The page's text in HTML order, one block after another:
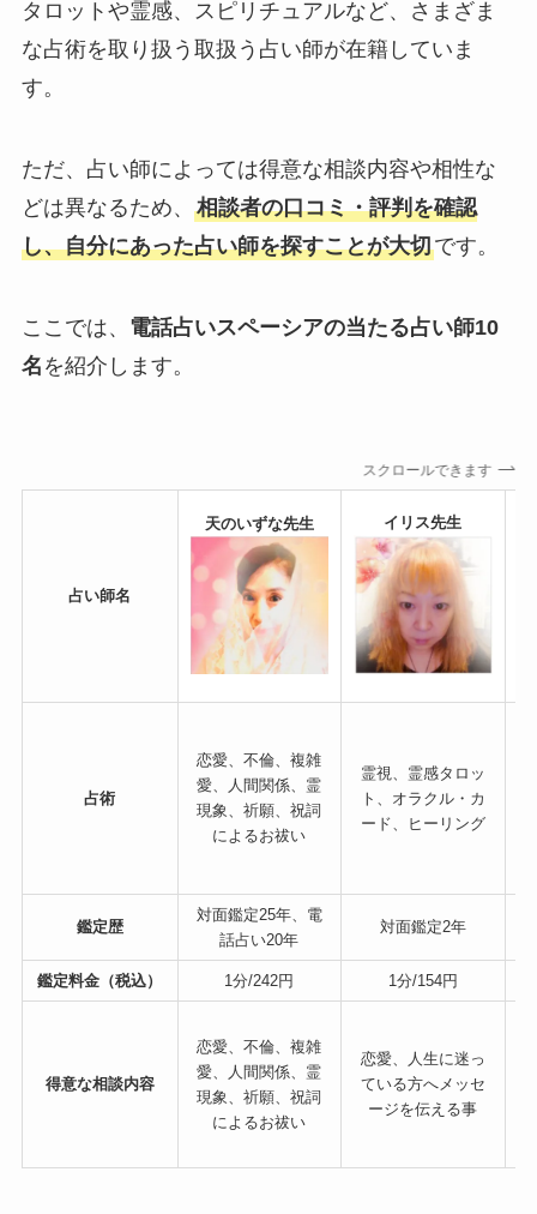
タロットや霊感、スピリチュアルなど、さまざま
な占術を取り扱う取扱う占い師が在籍していま
す。
ただ、占い師によっては得意な相談内容や相性な
どは異なるため、 相談者の口コミ・評判を確認
し、自分にあった占い師を探すことが大切です。
ここでは、 電話占いスペーシアの当たる占い師10
名 を紹介します。
スクロールできます
占い師名
天のいずな先生 イリス先生
占術
恋愛、不倫、複雑
愛、人間関係、霊
現象、祈願、祝詞
によるお祓い
霊視、霊感タロッ
ト、オラクル・カ
ード、ヒーリング
鑑定歴
対面鑑定25年、電
話占い20年
対面鑑定2年
鑑定料金（税込） 1分/242円 1分/154円
得意な相談内容
恋愛、不倫、複雑
愛、人間関係、霊
現象、祈願、祝詞
によるお祓い
恋愛、人生に迷っ
ている方へメッセ
ージを伝える事